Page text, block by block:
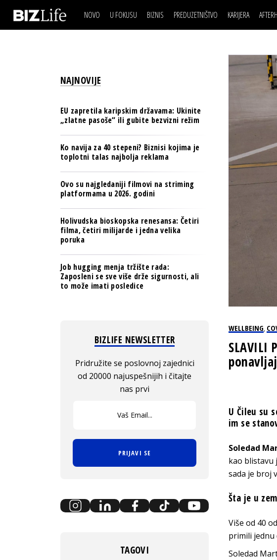
NOVO U FOKUSU BIZNIS
BANKE
OSIGURANJE
TECH I AI
BIZNIS & SPORT
PULS REGIONA
NOVO NA RAFU
PREDUZETNIŠTVO KARIJERA
LJUDI (HR)
MOJ UGAO
KNOW-HOW
IZJAVA DANABIZNIS SCENA
BREND I KOMUNIKACIJE
OSIGURANJE
TECH I AI
PULS REGIONA
POSAO
MOJ UGAO
KNOW-HOW
WELLBEING,
SLAVILI
U Čileu su
im se
Soledad
kao blistavu
sada je broj
Šta je u
Više od 40
primili jednu
Soledad
NAJNOVIJE
EU zapretila karipskim državama: Ukinite
„zlatne pasoše“ ili gubite bezvizni režim
Ko navija za 40 stepeni? Biznisi kojima je
toplotni talas najbolja reklama
Ovo su najgledaniji filmovi na striming
platformama u 2026. godini
Holivudska bioskopska renesansa: Četiri
filma, četiri milijarde i jedna velika
poruka
Job hugging menja tržište rada:
Zaposleni se sve više drže sigurnosti, ali
to može imati posledice
BIZLIFE NEWSLETTER
Pridružite se poslovnoj zajednici
od 20000 najuspešnijih i čitajte
nas prvi
PRIJAVI SE
TAGOVI